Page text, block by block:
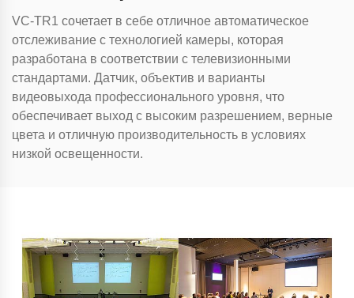
VC-TR1 сочетает в себе отличное автоматическое
отслеживание с технологией камеры, которая
разработана в соответствии с телевизионными
стандартами. Датчик, объектив и варианты
видеовыхода профессионального уровня, что
обеспечивает выход с высоким разрешением, верные
цвета и отличную производительность в условиях
низкой освещенности.